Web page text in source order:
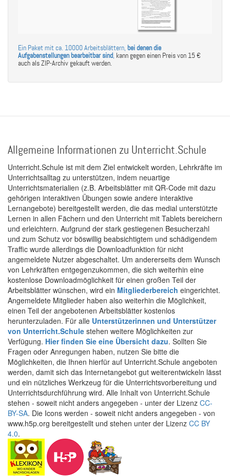
Ein Paket mit ca. 10000 Arbeitsblättern, bei denen die
Aufgabenstellungen bearbeitbar sind, kann gegen einen Preis von 15 €
auch als ZIP-Archiv gekauft werden.
Allgemeine Informationen zu Unterricht.Schule
Unterricht.Schule ist mit dem Ziel entwickelt worden, Lehrkräfte im
Unterrichtsalltag zu unterstützen, indem neuartige
Unterrichtsmaterialien (z.B. Arbeitsblätter mit QR-Code mit dazu
gehörigen interaktiven Übungen sowie andere interaktive
Lernangebote) bereitgestellt werden, die das medial unterstützte
Lernen in allen Fächern und den Unterricht mit Tablets bereichern
und erleichtern. Aufgrund der stark gestiegenen Besucherzahl
und zum Schutz vor böswillig beabsichtigtem und schädigendem
Traffic wurde allerdings die Downloadfunktion für nicht
angemeldete Nutzer abgeschaltet. Um andererseits dem Wunsch
von Lehrkräften entgegenzukommen, die sich weiterhin eine
kostenlose Downloadmöglichkeit für einen großen Teil der
Arbeitsblätter wünschen, wird ein Mitgliederbereich eingerichtet.
Angemeldete Mitglieder haben also weiterhin die Möglichkeit,
einen Teil der angebotenen Arbeitsblätter kostenlos
herunterzuladen. Für alle Unterstützerinnen und Unterstützer
von Unterricht.Schule stehen weitere Möglichkeiten zur
Verfügung. Hier finden Sie eine Übersicht dazu. Sollten Sie
Fragen oder Anregungen haben, nutzen Sie bitte die
Möglichkeiten, die Ihnen hierfür auf Unterricht.Schule angeboten
werden, damit sich das Internetangebot gut weiterentwickeln lässt
und ein nützliches Werkzeug für die Unterrichtsvorbereitung und
Unterrichtsdurchführung wird. Alle Inhalt von Unterricht.Schule
stehen - soweit nicht anders angegeben - unter der Lizenz CC-
BY-SA. Die Icons werden - soweit nicht anders angegeben - von
www.h5p.org bereitgestellt und stehen unter der Lizenz CC BY
4.0.